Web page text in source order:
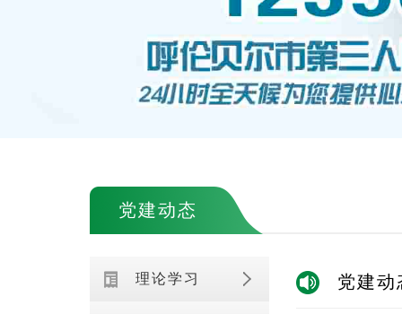
党建动态
理论学习 党建动